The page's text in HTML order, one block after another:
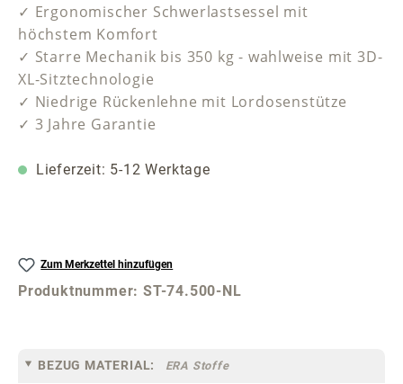
✓ Ergonomischer Schwerlastsessel mit
höchstem Komfort
✓ Starre Mechanik bis 350 kg - wahlweise mit 3D-
XL-Sitztechnologie
✓ Niedrige Rückenlehne mit Lordosenstütze
✓ 3 Jahre Garantie
Lieferzeit: 5-12 Werktage
Zum Merkzettel hinzufügen
Produktnummer:ST-74.500-NL
BEZUG MATERIAL: ERA Stoffe